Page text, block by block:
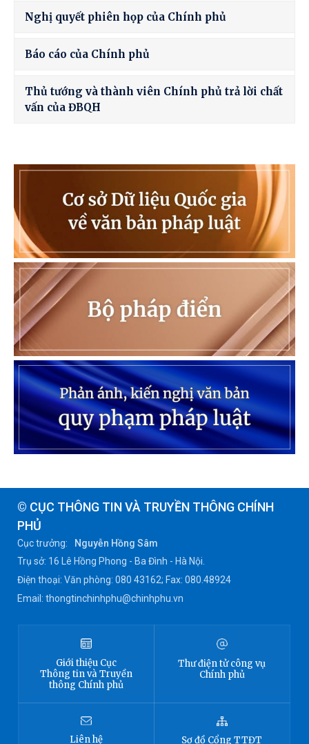
Nghị quyết phiên họp của Chính phủ
Báo cáo của Chính phủ
Thủ tướng và thành viên Chính phủ trả lời chất
vấn của ĐBQH
© CỤC THÔNG TIN VÀ TRUYỀN THÔNG CHÍNH
PHỦ
Cục trưởng:
Nguyễn Hồng Sâm
Trụ sở: 16 Lê Hồng Phong - Ba Đình - Hà Nội.
Điện thoại: Văn phòng: 080 43162; Fax: 080.48924
Email: thongtinchinhphu@chinhphu.vn
Giới thiệu Cục
Thông tinvà Truyền
thông Chính phủ
Thư điện tử công vụ
Chính phủ
Liên hệ Sơ đồ Cổng TTĐT